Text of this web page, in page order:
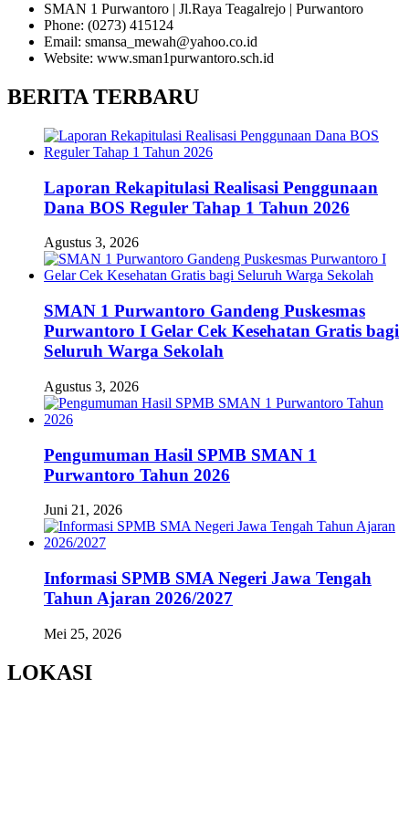
SMAN 1 Purwantoro | Jl.Raya Teagalrejo | Purwantoro
Phone: (0273) 415124
Email: smansa_mewah@yahoo.co.id
Website: www.sman1purwantoro.sch.id
BERITA TERBARU
Laporan Rekapitulasi Realisasi Penggunaan
Dana BOS Reguler Tahap 1 Tahun 2026
Agustus 3, 2026
SMAN 1 Purwantoro Gandeng Puskesmas
Purwantoro I Gelar Cek Kesehatan Gratis bagi
Seluruh Warga Sekolah
Agustus 3, 2026
Pengumuman Hasil SPMB SMAN 1
Purwantoro Tahun 2026
Juni 21, 2026
Informasi SPMB SMA Negeri Jawa Tengah
Tahun Ajaran 2026/2027
Mei 25, 2026
LOKASI